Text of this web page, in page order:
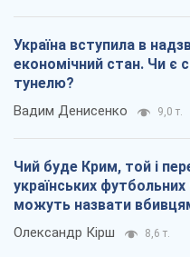
Україна вступила в
економічний стан. Чи є
тунелю?
Вадим Денисенко 9,0 т.
Чий буде Крим, той і
українських футбольних
можуть назвати
Олександр Кірш 8,6 т.